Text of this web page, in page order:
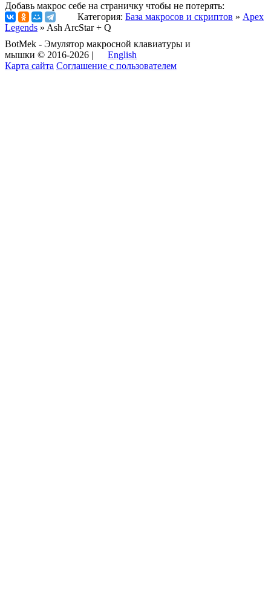
Добавь макрос себе на страничку чтобы не потерять:
Категория: База макросов и скриптов » Apex
Legends » Ash ArcStar + Q
BotMek - Эмулятор макросной клавиатуры и
мышки © 2016-2026 |
English
Карта сайта Соглашение с пользователем